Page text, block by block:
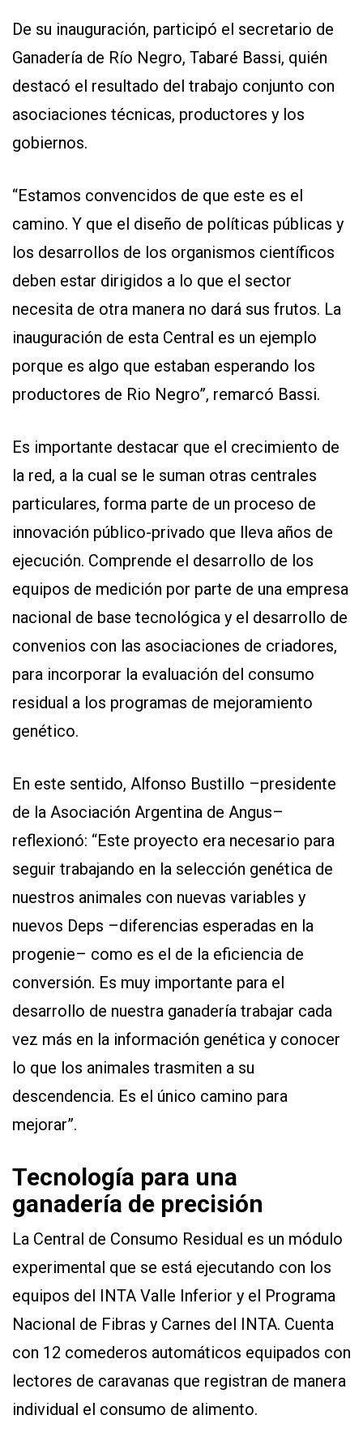
De su inauguración, participó el secretario de
Ganadería de Río Negro, Tabaré Bassi, quién
destacó el resultado del trabajo conjunto con
asociaciones técnicas, productores y los
gobiernos.
“Estamos convencidos de que este es el
camino. Y que el diseño de políticas públicas y
los desarrollos de los organismos científicos
deben estar dirigidos a lo que el sector
necesita de otra manera no dará sus frutos. La
inauguración de esta Central es un ejemplo
porque es algo que estaban esperando los
productores de Rio Negro”, remarcó Bassi.
Es importante destacar que el crecimiento de
la red, a la cual se le suman otras centrales
particulares, forma parte de un proceso de
innovación público-privado que lleva años de
ejecución. Comprende el desarrollo de los
equipos de medición por parte de una empresa
nacional de base tecnológica y el desarrollo de
convenios con las asociaciones de criadores,
para incorporar la evaluación del consumo
residual a los programas de mejoramiento
genético.
En este sentido, Alfonso Bustillo –presidente
de la Asociación Argentina de Angus–
reflexionó: “Este proyecto era necesario para
seguir trabajando en la selección genética de
nuestros animales con nuevas variables y
nuevos Deps –diferencias esperadas en la
progenie– como es el de la eficiencia de
conversión. Es muy importante para el
desarrollo de nuestra ganadería trabajar cada
vez más en la información genética y conocer
lo que los animales trasmiten a su
descendencia. Es el único camino para
mejorar”.
Tecnología para una
ganadería de precisión
La Central de Consumo Residual es un módulo
experimental que se está ejecutando con los
equipos del INTA Valle Inferior y el Programa
Nacional de Fibras y Carnes del INTA. Cuenta
con 12 comederos automáticos equipados con
lectores de caravanas que registran de manera
individual el consumo de alimento.